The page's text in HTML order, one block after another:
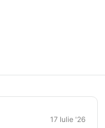
17 Iulie '26